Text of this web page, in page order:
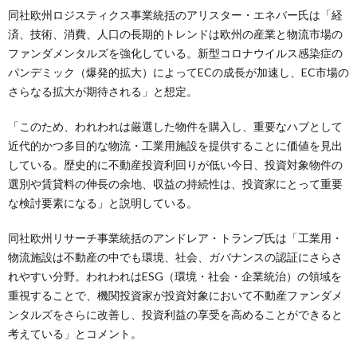
同社欧州ロジスティクス事業統括のアリスター・エネバー氏は「経
済、技術、消費、人口の長期的トレンドは欧州の産業と物流市場の
ファンダメンタルズを強化している。新型コロナウイルス感染症の
パンデミック（爆発的拡大）によってECの成長が加速し、EC市場の
さらなる拡大が期待される」と想定。
「このため、われわれは厳選した物件を購入し、重要なハブとして
近代的かつ多目的な物流・工業用施設を提供することに価値を見出
している。歴史的に不動産投資利回りが低い今日、投資対象物件の
選別や賃貸料の伸長の余地、収益の持続性は、投資家にとって重要
な検討要素になる」と説明している。
同社欧州リサーチ事業統括のアンドレア・トランプ氏は「工業用・
物流施設は不動産の中でも環境、社会、ガバナンスの認証にさらさ
れやすい分野。われわれはESG（環境・社会・企業統治）の領域を
重視することで、機関投資家が投資対象において不動産ファンダメ
ンタルズをさらに改善し、投資利益の享受を高めることができると
考えている」とコメント。